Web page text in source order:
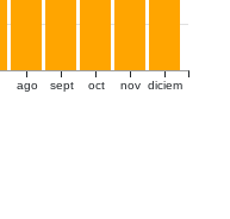
ago sept oct nov diciem